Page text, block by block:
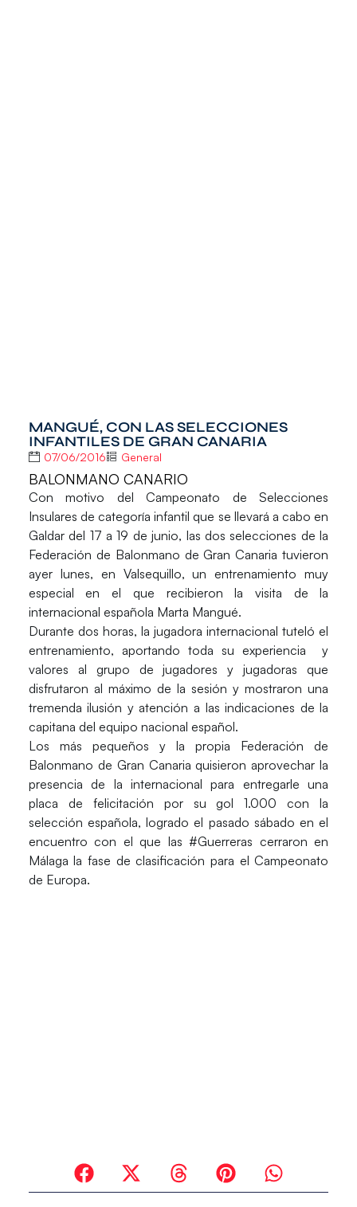
MANGUÉ, CON LAS SELECCIONES
INFANTILES DE GRAN CANARIA
07/06/2016 General
BALONMANO CANARIO
Con motivo del Campeonato de Selecciones
Insulares de categoría infantil que se llevará a cabo en
Galdar del 17 a 19 de junio, las dos selecciones de la
Federación de Balonmano deGran Canaria tuvieron
ayer lunes, en Valsequillo,un entrenamiento muy
especial en el que recibieron la visita de la
internacional española Marta Mangué.
Durante dos horas, la jugadora internacional tuteló el
entrenamiento, aportando toda su experiencia y
valores al grupo de jugadores y jugadoras que
disfrutaron al máximo de la sesión y mostraron una
tremenda ilusión y atención a las indicaciones de la
capitana del equipo nacional español.
Los más pequeños y la propia Federación de
Balonmano de Gran Canaria quisieron aprovechar la
presencia de la internacional para entregarle una
placa de felicitación por su gol 1.000 con la
selección española, logrado el pasado sábado en el
encuentro con el que las#Guerreras cerraron en
Málaga la fase de clasificación para el Campeonato
de Europa.